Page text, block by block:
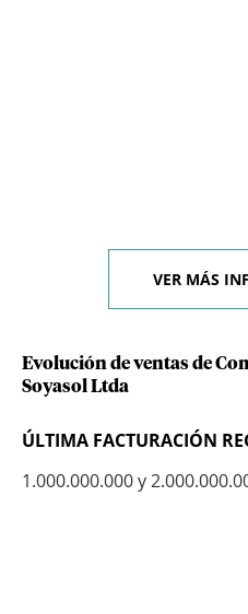
VER MÁS
Evolución de ventas de
Soyasol Ltda
ÚLTIMA FACTURACIÓN
1.000.000.000 y